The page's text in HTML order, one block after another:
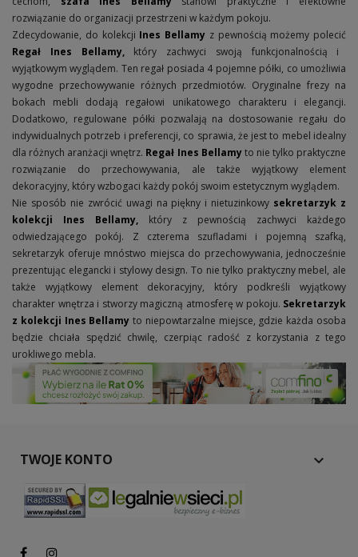
rozwiązanie do organizacji przestrzeni w każdym pokoju.
Zdecydowanie, do kolekcji Ines Bellamy z pewnością możemy polecić
Regał Ines Bellamy, który zachwyci swoją funkcjonalnością i
wyjątkowym wyglądem. Ten regał posiada 4 pojemne półki, co umożliwia
wygodne przechowywanie różnych przedmiotów. Oryginalne frezy na
bokach mebli dodają regałowi unikatowego charakteru i elegancji.
Dodatkowo, regulowane półki pozwalają na dostosowanie regału do
indywidualnych potrzeb i preferencji, co sprawia, że jest to mebel idealny
dla różnych aranżacji wnętrz. Regał Ines Bellamyto nie tylko praktyczne
rozwiązanie do przechowywania, ale także wyjątkowy element
dekoracyjny, który wzbogaci każdy pokój swoim estetycznym wyglądem.
Nie sposób nie zwrócić uwagi na piękny i nietuzinkowy sekretarzyk z
kolekcji Ines Bellamy, który z pewnością zachwyci każdego
odwiedzającego pokój. Z czterema szufladami i pojemną szafką,
sekretarzyk oferuje mnóstwo miejsca do przechowywania, jednocześnie
prezentując elegancki i stylowy design. To nie tylko praktyczny mebel, ale
także wyjątkowy element dekoracyjny, który podkreśli wyjątkowy
charakter wnętrza i stworzy magiczną atmosferę w pokoju. Sekretarzyk
z kolekcji Ines Bellamy to niepowtarzalne miejsce, gdzie każda osoba
będzie chciała spędzić chwilę, czerpiąc radość z korzystania z tego
urokliwego mebla.
TWOJE KONTO 